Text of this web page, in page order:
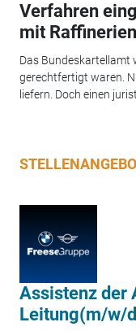
Verfahren
mit
Das Bundeskartellamt
gerechtfertigt waren.
liefern. Doch einen
Assistenz der
Leitung(m/w/